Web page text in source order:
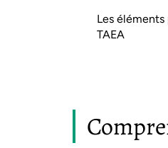
Les
TAEA